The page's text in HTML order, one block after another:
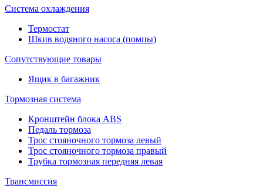
Система охлаждения
Термостат
Шкив водяного насоса (помпы)
Сопутствующие товары
Ящик в багажник
Тормозная система
Кронштейн блока ABS
Педаль тормоза
Трос стояночного тормоза левый
Трос стояночного тормоза правый
Трубка тормозная передняя левая
Трансмиссия